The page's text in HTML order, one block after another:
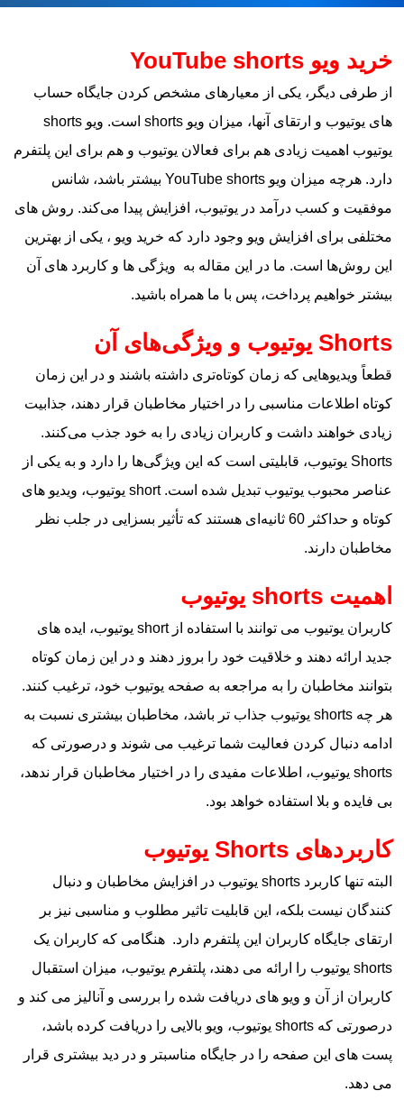
خرید ویو YouTube shorts
از طرفی دیگر، یکی از معیارهای مشخص کردن جایگاه حساب‌
های یوتیوب و ارتقای آنها، میزان ویو shorts است. ویو shorts
یوتیوب اهمیت زیادی هم برای فعالان یوتیوب و هم برای این پلتفرم
دارد. هرچه میزان ویو YouTube shorts بیشتر باشد، شانس
موفقیت و کسب درآمد در یوتیوب، افزایش پیدا می‌کند. روش‌ های
مختلفی برای افزایش ویو وجود دارد که خرید ویو ، یکی از بهترین
این روش‌ها است. ما در این مقاله به ویژگی‌ ها و کاربرد‌ های آن
بیشتر خواهیم پرداخت، پس با ما همراه باشید.
Shorts یوتیوب و ویژگی‌های آن
قطعاً ویدیوهایی که زمان کوتاه‌تری داشته باشند و در این زمان
کوتاه اطلاعات مناسبی را در اختیار مخاطبان قرار دهند، جذابیت
زیادی خواهند داشت و کاربران زیادی را به خود جذب می‌کنند.
Shorts یوتیوب، قابلیتی است که این ویژگی‌ها را دارد و به یکی از
عناصر محبوب یوتیوب تبدیل شده است. short یوتیوب، ویدیو های
کوتاه و حداکثر 60 ثانیه‌ای هستند که تأثیر بسزایی در جلب نظر
مخاطبان دارند.
اهمیت shorts یوتیوب
کاربران یوتیوب می‌ توانند با استفاده از short یوتیوب، ایده‌ های
جدید ارائه دهند و خلاقیت‌ خود را بروز دهند و در این زمان کوتاه
بتوانند مخاطبان را به مراجعه به صفحه یوتیوب خود، ترغیب کنند.
هر چه shorts یوتیوب جذاب تر باشد، مخاطبان بیشتری نسبت به
ادامه دنبال کردن فعالیت شما ترغیب می‌ شوند و درصورتی که
shorts یوتیوب، اطلاعات مفیدی را در اختیار مخاطبان قرار ندهد،
بی‌ فایده و بلا استفاده خواهد بود.
کاربردهای Shorts یوتیوب
البته تنها کاربرد shorts یوتیوب در افزایش مخاطبان و دنبال‌
کنندگان نیست بلکه، این قابلیت تاثیر مطلوب و مناسبی نیز بر
ارتقای جایگاه کاربران این پلتفرم دارد. هنگامی که کاربران یک
shorts یوتیوب را ارائه می‌ دهند، پلتفرم یوتیوب، میزان استقبال
کاربران از آن و ویو‌ های دریافت شده را بررسی و آنالیز می‌ کند و
درصورتی که shorts یوتیوب، ویو بالایی را دریافت کرده باشد،
پست‌ های این صفحه را در جایگاه مناسبتر و در دید بیشتری قرار
می‌ دهد.